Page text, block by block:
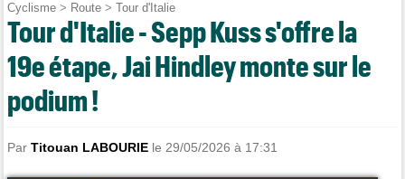
Cyclisme > Route >Tour d'Italie
Tour d'Italie - Sepp Kuss s'offre la
19e étape, Jai Hindley monte sur le
podium !
ParTitouan LABOURIE le 29/05/2026 à 17:31